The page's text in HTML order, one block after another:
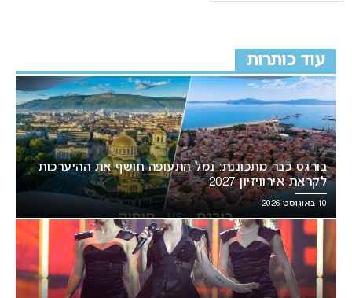
עוד כותרות
בורגס כבר מתכוננת: נמל התעופה חושף את ההיערכות
לקראת אירוויזיון 2027
10 באוגוסט 2026